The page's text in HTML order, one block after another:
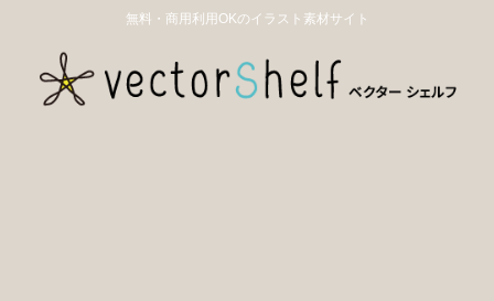
無料・商用利用OKのイラスト素材サイト